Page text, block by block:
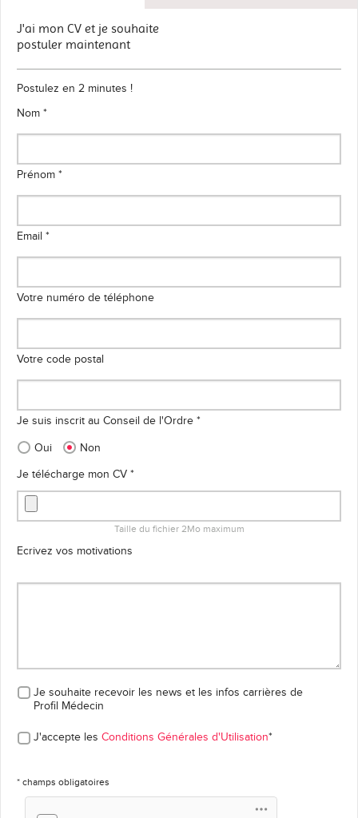
J'ai mon CV et je souhaite
postuler maintenant
Postulez en 2 minutes !
Nom *
Prénom *
Email *
Votre numéro de téléphone
Votre code postal
Je suis inscrit au Conseil de l'Ordre *
Oui
Non
Je télécharge mon CV *
Taille du fichier 2Mo maximum
Ecrivez vos motivations
Je souhaite recevoir les news et les infos carrières de
Profil Médecin
J'accepte les Conditions Générales d'Utilisation*
* champs obligatoires